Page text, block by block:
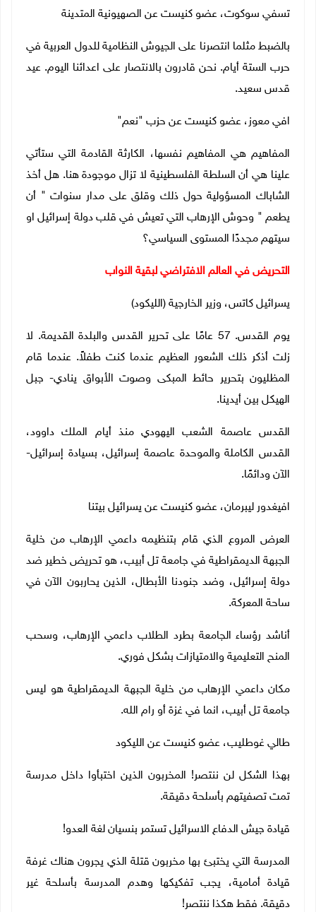
تسفي سوكوت، عضو كنيست عن الصهيونية المتدينة
بالضبط مثلما انتصرنا على الجيوش النظامية للدول العربية في
حرب الستة أيام. نحن قادرون بالانتصار على اعدائنا اليوم. عيد
قدس سعيد.
افي معوز، عضو كنيست عن حزب "نعم"
المفاهيم هي المفاهيم نفسها، الكارثة القادمة التي ستأتي
علينا هي أن السلطة الفلسطينية لا تزال موجودة هنا. هل أخذ
الشاباك المسؤولية حول ذلك وقلق على مدار سنوات " أن
يطعم " وحوش الإرهاب التي تعيش في قلب دولة إسرائيل او
سيتهم مجددًا المستوى السياسي؟
التحريض في العالم الافتراضي لبقية النواب
يسرائيل كاتس، وزير الخارجية (الليكود)
يوم القدس. 57 عامًا على تحرير القدس والبلدة القديمة. لا
زلت أذكر ذلك الشعور العظيم عندما كنت طفلاً. عندما قام
المظليون بتحرير حائط المبكى وصوت الأبواق ينادي- جبل
الهيكل بين أيدينا.
القدس عاصمة الشعب اليهودي منذ أيام الملك داوود،
القدس الكاملة والموحدة عاصمة إسرائيل، بسيادة إسرائيل-
الآن ودائمًا.
افيغدور ليبرمان، عضو كنيست عن يسرائيل بيتنا
العرض المروع الذي قام بتنظيمه داعمي الإرهاب من خلية
الجبهة الديمقراطية في جامعة تل أبيب، هو تحريض خطير ضد
دولة إسرائيل، وضد جنودنا الأبطال، الذين يحاربون الآن في
ساحة المعركة.
أناشد رؤساء الجامعة بطرد الطلاب داعمي الإرهاب، وسحب
المنح التعليمية والامتيازات بشكل فوري.
مكان داعمي الإرهاب من خلية الجبهة الديمقراطية هو ليس
جامعة تل أبيب، انما في غزة أو رام الله.
طالي غوطليب، عضو كنيست عن الليكود
بهذا الشكل لن ننتصر! المخربون الذين اختبأوا داخل مدرسة
تمت تصفيتهم بأسلحة دقيقة.
قيادة جيش الدفاع الاسرائيل تستمر بنسيان لغة العدو!
المدرسة التي يختبئ بها مخربون قتلة الذي يجرون هناك غرفة
قيادة أمامية، يجب تفكيكها وهدم المدرسة بأسلحة غير
دقيقة. فقط هكذا ننتصر!